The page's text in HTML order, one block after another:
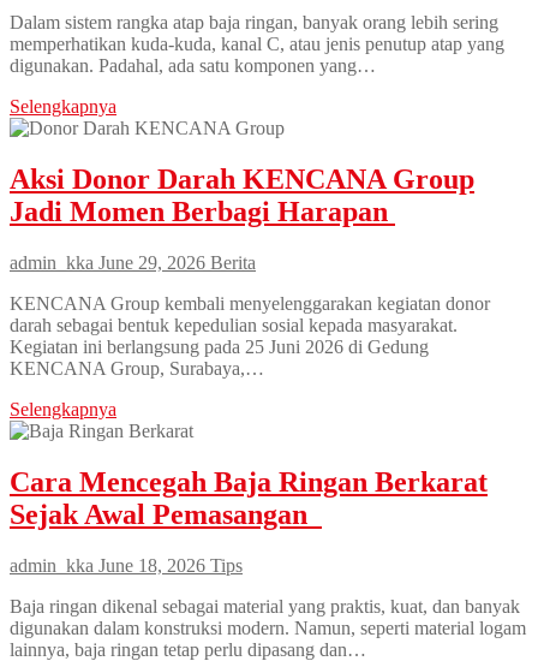
Dalam sistem rangka atap baja ringan, banyak orang lebih sering
memperhatikan kuda-kuda, kanal C, atau jenis penutup atap yang
digunakan. Padahal, ada satu komponen yang…
Selengkapnya
Aksi Donor Darah KENCANA Group
Jadi Momen Berbagi Harapan
admin_kka June 29, 2026 Berita
KENCANA Group kembali menyelenggarakan kegiatan donor
darah sebagai bentuk kepedulian sosial kepada masyarakat.
Kegiatan ini berlangsung pada 25 Juni 2026 di Gedung
KENCANA Group, Surabaya,…
Selengkapnya
Cara Mencegah Baja Ringan Berkarat
Sejak Awal Pemasangan
admin_kka June 18, 2026 Tips
Baja ringan dikenal sebagai material yang praktis, kuat, dan banyak
digunakan dalam konstruksi modern. Namun, seperti material logam
lainnya, baja ringan tetap perlu dipasang dan…